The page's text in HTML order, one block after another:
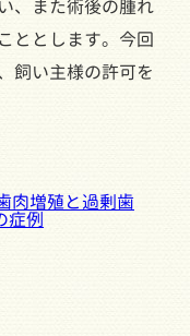
、また術後の腫れ
ととします。今回
飼い主様の許可を
肉増殖と過剰歯
症例